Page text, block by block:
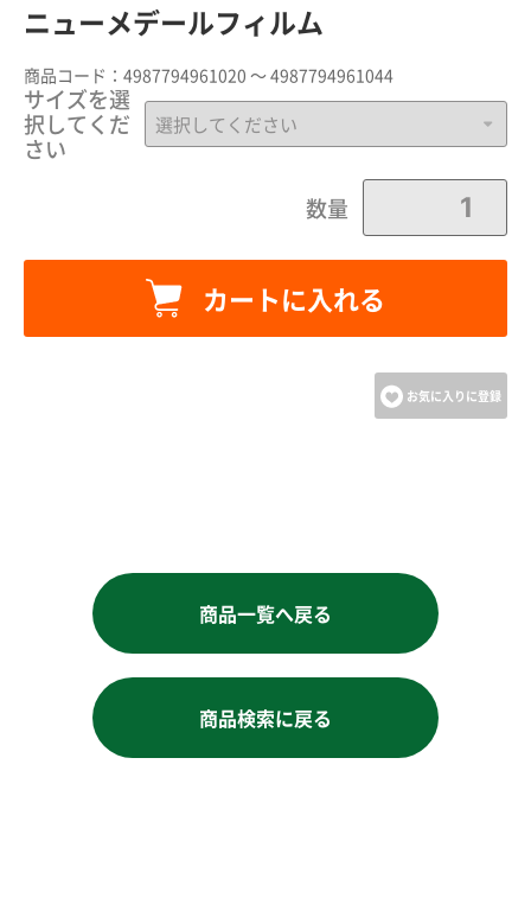
ニューメデールフィルム
商品コード： 4987794961020 ～ 4987794961044
サイズを選
択してくだ
さい
数量
カートに入れる
カートに追加しました。
カートへ進む
お気に入りに登録
商品一覧へ戻る
商品検索に戻る